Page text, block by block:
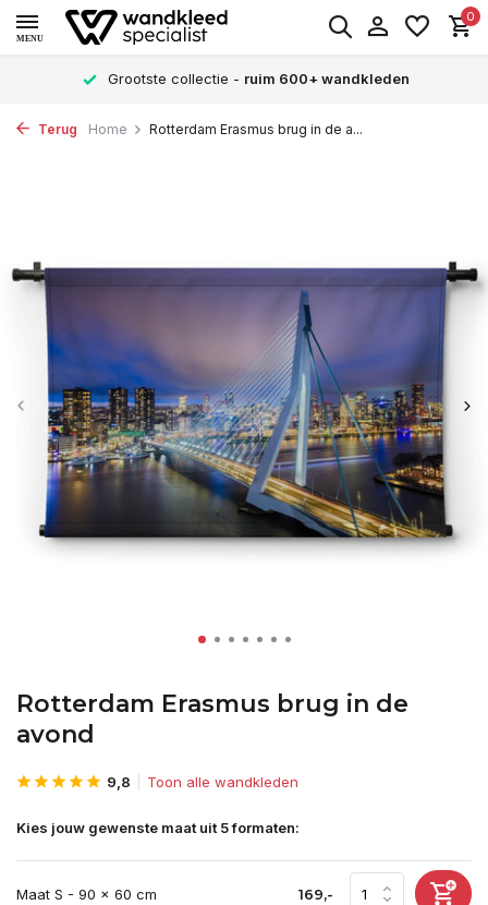
MENU
0
Grootste collectie - ruim 600+ wandkleden
Terug Home Rotterdam Erasmus brug in de a...
Rotterdam Erasmus brug in de
avond
9,8 Toon alle wandkleden
Kies jouw gewenste maat uit 5 formaten:
Maat S - 90 x 60 cm 169,-